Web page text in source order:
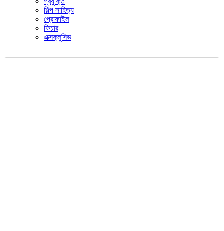
শিল্প সাহিত্য
প্রোফাইল
ফিচার
এক্সক্লুসিভ